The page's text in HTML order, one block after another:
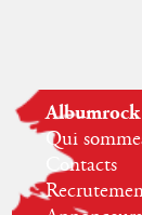
Albumrock
Qui
Contacts